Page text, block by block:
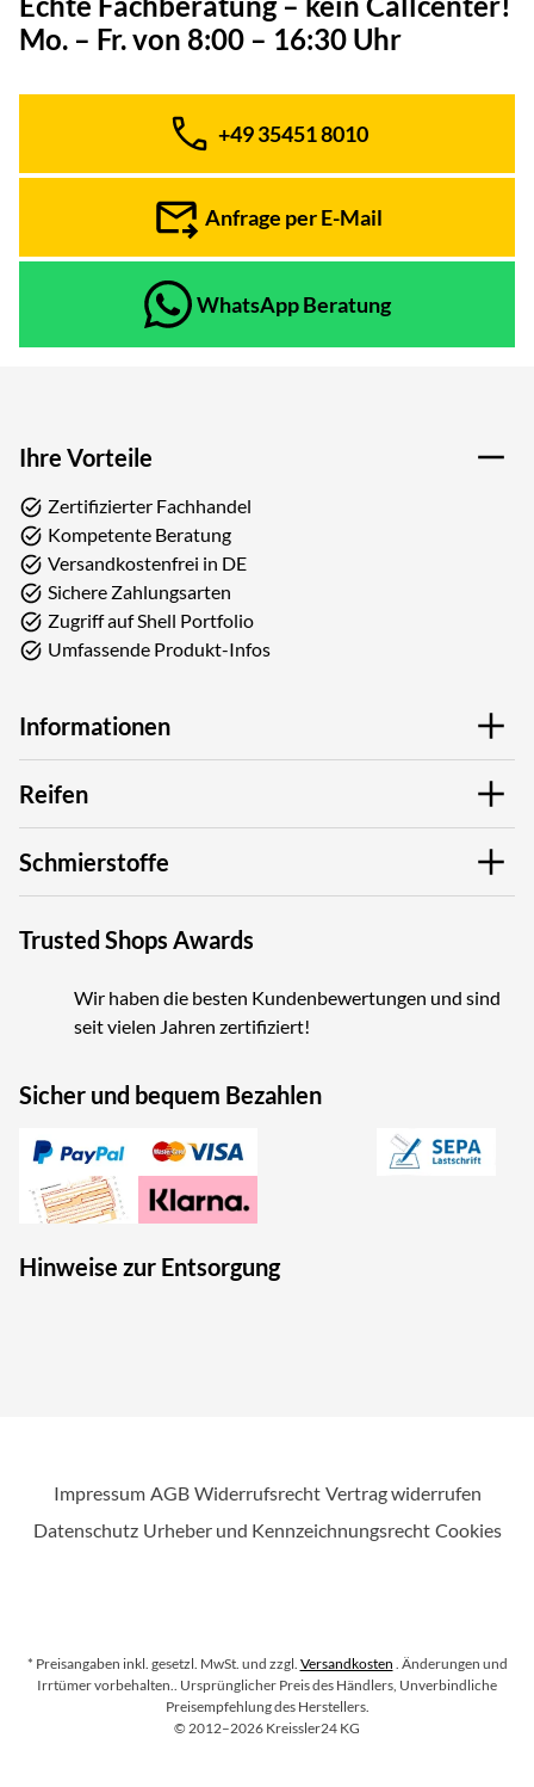
Mo. – Fr. von 8:00 – 16:30 Uhr
Telefon:
+49 35451 8010
Anfrage per E-Mail
WhatsApp Beratung
Ihre Vorteile
Zertifizierter Fachhandel
Kompetente Beratung
Versandkostenfrei in DE
Sichere Zahlungsarten
Zugriff auf Shell Portfolio
Umfassende Produkt-Infos
Informationen
Reifen
Schmierstoffe
Trusted Shops Awards
Wir haben die besten Kundenbewertungen und sind
seit vielen Jahren zertifiziert!
Sicher und bequem Bezahlen
Hinweise zur Entsorgung
Impressum AGB Widerrufsrecht Vertrag widerrufen
Datenschutz Urheber und Kennzeichnungsrecht Cookies
* Preisangaben inkl. gesetzl. MwSt. und zzgl. Versandkosten . Änderungen und
Irrtümer vorbehalten.. Ursprünglicher Preis des Händlers, Unverbindliche
Preisempfehlung des Herstellers.
© Copyright
2012–2026 Kreissler24 KG